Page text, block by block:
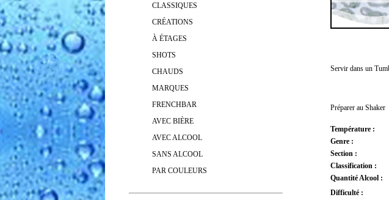
CLASSIQUES
CRÉATIONS
À ÉTAGES
SHOTS
CHAUDS
MARQUES
FRENCHBAR
AVEC BIÈRE
AVEC ALCOOL
SANS ALCOOL
PAR COULEURS
Servir dans un
Préparer au Shaker
Température :
Genre :
Section :
Classification :
Quantité Alcool :
Difficulté :